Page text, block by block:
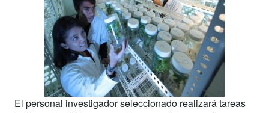
El personal investigador seleccionado realizará tareas